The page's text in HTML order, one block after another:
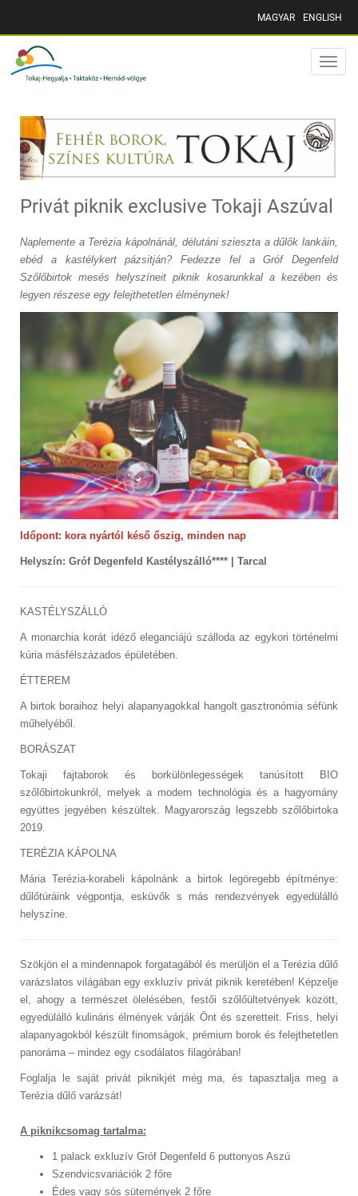
MAGYAR ENGLISH
Toggle
Privát piknik exclusive Tokaji Aszúval
Naplemente a Terézia kápolnánál, délutáni szieszta a dűlők lankáin,
ebéd a kastélykert pázsitján? Fedezze fel a Gróf Degenfeld
Szőlőbirtok mesés helyszíneit piknik kosarunkkal a kezében és
legyen részese egy felejthetetlen élménynek!
Időpont: kora nyártól késő őszig, minden nap
Helyszín: Gróf Degenfeld Kastélyszálló**** | Tarcal
KASTÉLYSZÁLLÓ
A monarchia korát idéző eleganciájú szálloda az egykori történelmi
kúria másfélszázados épületében.
ÉTTEREM
A birtok boraihoz helyi alapanyagokkal hangolt gasztronómia séfünk
műhelyéből.
BORÁSZAT
Tokaji fajtaborok és borkülönlegességek tanúsított BIO
szőlőbirtokunkról, melyek a modern technológia és a hagyomány
együttes jegyében készültek. Magyarország legszebb szőlőbirtoka
2019.
TERÉZIA KÁPOLNA
Mária Terézia-korabeli kápolnánk a birtok legöregebb építménye:
dűlőtúráink végpontja, esküvők s más rendezvények egyedülálló
helyszíne.
Szökjön el a mindennapok forgatagából és merüljön el a Terézia dűlő
varázslatos világában egy exkluzív privát piknik keretében! Képzelje
el, ahogy a természet ölelésében, festői szőlőültetvények között,
egyedülálló kulináris élmények várják Önt és szeretteit. Friss, helyi
alapanyagokból készült finomságok, prémium borok és felejthetetlen
panoráma – mindez egy csodálatos filagórában!
Foglalja le saját privát piknikjét még ma, és tapasztalja meg a
Terézia dűlő varázsát!
A piknikcsomag tartalma:
1 palack exkluzív Gróf Degenfeld 6 puttonyos Aszú
Szendvicsvariációk 2 főre
Édes vagy sós sütemények 2 főre